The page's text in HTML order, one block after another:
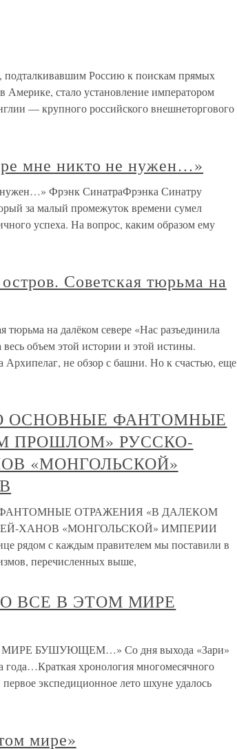
подталкивавшим Россию к поискам прямых
Америке, стало установление императором
— крупного российского внешнеторгового
мне никто не нужен…»
Фрэнк СинатраФрэнка Синатру
за малый промежуток времени сумел
успеха. На вопрос, каким образом ему
Советская тюрьма на
тюрьма на далёком севере «Нас разъединила
объем этой истории и этой истины.
Архипелаг, не обзор с башни. Но к счастью, еще
ОСНОВНЫЕ ФАНТОМНЫЕ
ПРОШЛОМ» РУССКО-
«МОНГОЛЬСКОЙ»
ОТРАЖЕНИЯ «В ДАЛЕКОМ
ХАНОВ «МОНГОЛЬСКОЙ» ИМПЕРИИ
с каждым правителем мы поставили в
перечисленных выше,
ВСЕ В ЭТОМ МИРЕ
МИРЕ БУШУЮЩЕМ…» Со дня выхода «Зари»
хронология многомесячного
экспедиционное лето шхуне удалось
мире»